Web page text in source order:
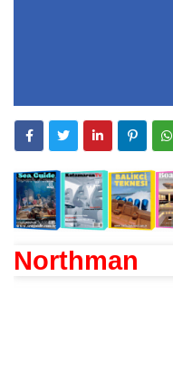
Northman